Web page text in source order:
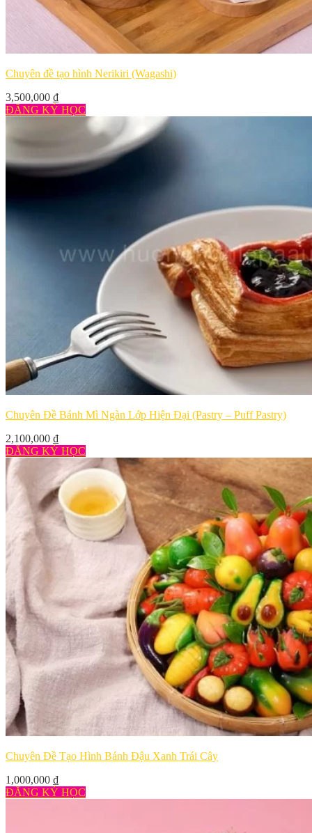
Chuyên đề tạo hình Nerikiri (Wagashi)
3,500,000 ₫
ĐĂNG KÝ HỌC
Chuyên Đề Bánh Mì Ngàn Lớp Hiện Đại (Pastry – Puff Pastry)
2,100,000 ₫
ĐĂNG KÝ HỌC
Chuyên Đề Tạo Hình Bánh Đậu Xanh Trái Cây
1,000,000 ₫
ĐĂNG KÝ HỌC